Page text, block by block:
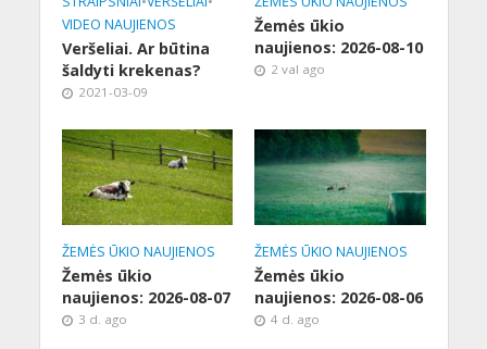
VIDEO NAUJIENOS
Veršeliai. Ar būtina
šaldyti krekenas?
2021-03-09
Žemės ūkio
naujienos: 2026-08-10
2 val ago
ŽEMĖS ŪKIO NAUJIENOS
Žemės ūkio
naujienos: 2026-08-07
3 d. ago
ŽEMĖS ŪKIO NAUJIENOS
Žemės ūkio
naujienos: 2026-08-06
4 d. ago